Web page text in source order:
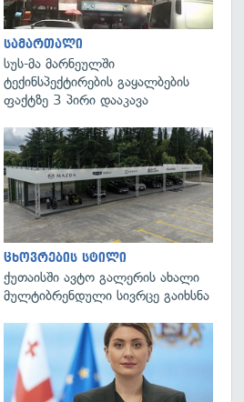
სამართალი
სუს-მა მარნეულში
ტექინსპექტირების გაყალბების
ფაქტზე 3 პირი დააკავა
ცხოვრების სტილი
ქუთაისში ავტო გალერის ახალი
მულტიბრენდული სივრცე გაიხსნა